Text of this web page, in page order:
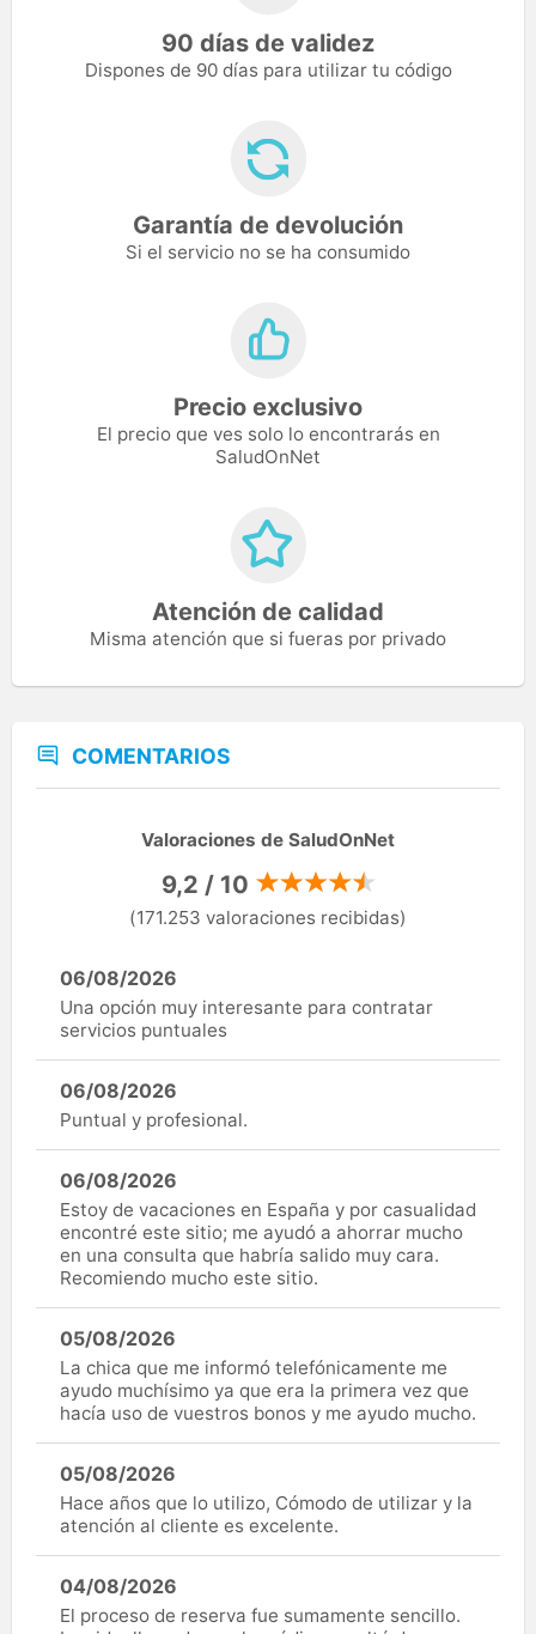
90 días de validez
Dispones de 90 días para utilizar tu código
Garantía de devolución
Si el servicio no se ha consumido
Precio exclusivo
El precio que ves solo lo encontrarás en
SaludOnNet
Atención de calidad
Misma atención que si fueras por privado
COMENTARIOS
Valoraciones de SaludOnNet
9,2 / 10
(171.253 valoraciones recibidas)
06/08/2026
Una opción muy interesante para contratar
servicios puntuales
06/08/2026
Puntual y profesional.
06/08/2026
Estoy de vacaciones en España y por casualidad
encontré este sitio; me ayudó a ahorrar mucho
en una consulta que habría salido muy cara.
Recomiendo mucho este sitio.
05/08/2026
La chica que me informó telefónicamente me
ayudo muchísimo ya que era la primera vez que
hacía uso de vuestros bonos y me ayudo mucho.
05/08/2026
Hace años que lo utilizo, Cómodo de utilizar y la
atención al cliente es excelente.
04/08/2026
El proceso de reserva fue sumamente sencillo.